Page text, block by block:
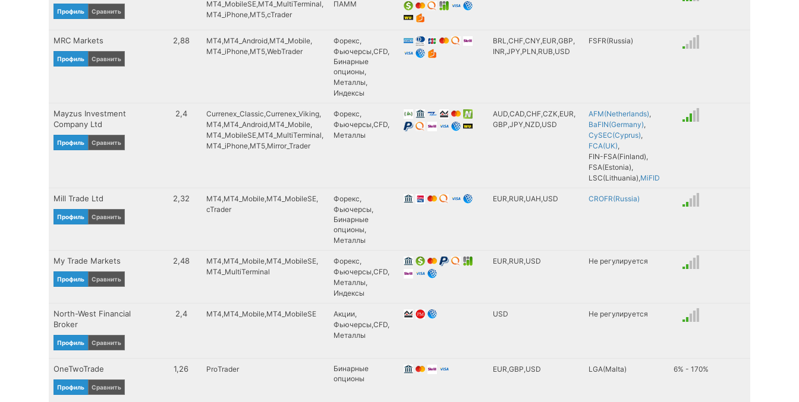
MT5_MobileSE
NetTradeX
SVGFSA
LFSA
SCB
Advcash
Tether (USDT)
BitPay
VLOAD
ePayService
Профиль Сравнить
MT4_MobileSE MT4_MultiTerminal
MT4_iPhone MT5 cTrader
ПАММ
MRC Markets
Профиль Сравнить
2,88 MT4 MT4_Android MT4_Mobile
MT4_iPhone MT5 WebTrader
Форекс
Фьючерсы CFD
Бинарные
опционы
Металлы
Индексы
BRL CHF CNY EUR GBP
INR JPY PLN RUB USD
FSFR(Russia)
Mayzus Investment
Company Ltd
Профиль Сравнить
2,4 Currenex_Classic Currenex_Viking
MT4 MT4_Android MT4_Mobile
MT4_MobileSE MT4_MultiTerminal
MT4_iPhone MT5 Mirror_Trader
Форекс
Фьючерсы CFD
Металлы
AUD CAD CHF CZK EUR
GBP JPY NZD USD
AFM(Netherlands)
BaFIN(Germany)
CySEC(Cyprus)
FCA(UK)
FIN-FSA(Finland)
FSA(Estonia)
LSC(Lithuania) MiFID
Mill Trade Ltd
Профиль Сравнить
2,32 MT4 MT4_Mobile MT4_MobileSE
cTrader
Форекс
Фьючерсы
Бинарные
опционы
Металлы
EUR RUR UAH USD CROFR(Russia)
My Trade Markets
Профиль Сравнить
2,48 MT4 MT4_Mobile MT4_MobileSE
MT4_MultiTerminal
Форекс
Фьючерсы CFD
Металлы
Индексы
EUR RUR USD Не регулируется
North-West Financial
Broker
Профиль Сравнить
2,4 MT4 MT4_Mobile MT4_MobileSE
Акции
Фьючерсы CFD
Металлы
USD Не регулируется
OneTwoTrade
Профиль Сравнить
1,26 ProTrader
Бинарные
опционы
EUR GBP USD LGA(Malta) 6% - 170%